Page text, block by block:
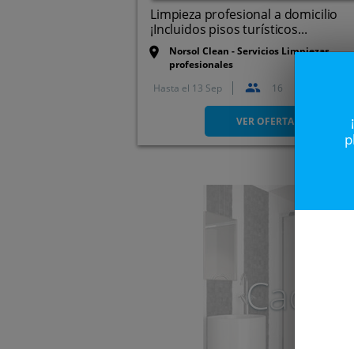
Limpieza profesional a domicilio
¡Incluidos pisos turísticos...
Norsol Clean - Servicios Limpiezas
profesionales
Tel.: 624 063 067
Hasta el 13 Sep 16
VER OFERTA